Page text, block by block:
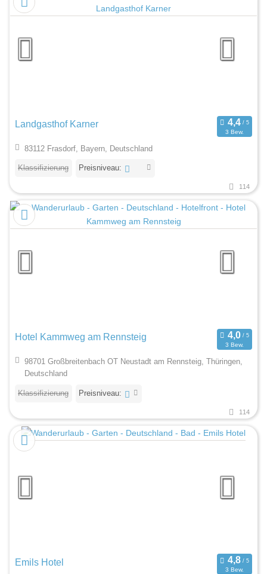
Landgasthof Karner
3 Bew.
83112 Frasdorf, Bayern, Deutschland
Klassifizierung Preisniveau:
114
Hotel Kammweg am Rennsteig
3 Bew.
98701 Großbreitenbach OT Neustadt am Rennsteig, Thüringen,
Deutschland
Klassifizierung Preisniveau:
114
Emils Hotel
3 Bew.